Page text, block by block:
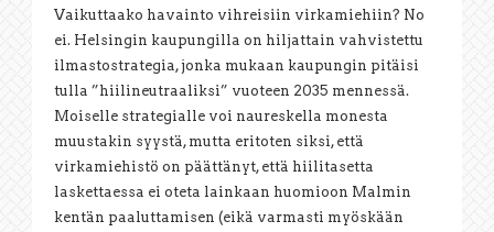
Vaikuttaako havainto vihreisiin virkamiehiin? No
ei. Helsingin kaupungilla on hiljattain vahvistettu
ilmastostrategia, jonka mukaan kaupungin pitäisi
tulla ”hiilineutraaliksi” vuoteen 2035 mennessä.
Moiselle strategialle voi naureskella monesta
muustakin syystä, mutta eritoten siksi, että
virkamiehistö on päättänyt, että hiilitasetta
laskettaessa ei oteta lainkaan huomioon Malmin
kentän paaluttamisen (eikä varmasti myöskään